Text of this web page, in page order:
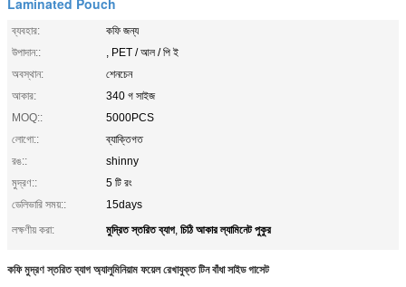
ব্যবহার:
কফি জন্য
উপাদান::
, PET / আল / পি ই
অবস্থান:
শেনচেন
আকার:
340 গ সাইজ
MOQ::
5000PCS
লোগো::
ব্যাক্তিগত
রঙ::
shinny
মুদ্রণ::
5 টি রং
ডেলিভারি সময়::
15days
লক্ষণীয় করা:
মুদ্রিত স্তরিত ব্যাগ, চিঠি আকার ল্যামিনেট পুকুর
কফি মুদ্রণ স্তরিত ব্যাগ অ্যালুমিনিয়াম ফয়েল রেখাযুক্ত টিন বাঁধা সাইড গাসেট